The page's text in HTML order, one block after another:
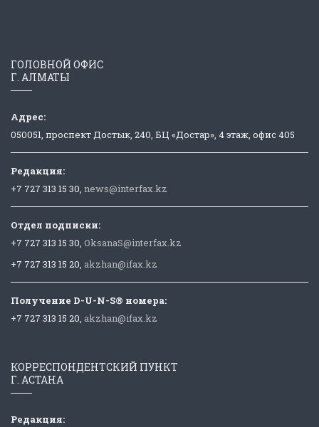
ГОЛОВНОЙ ОФИС
Г. АЛМАТЫ
Адрес:
050051, проспект Достык, 240, БЦ «Достар», 4 этаж, офис 405
Редакция:
+7 727 313 15 30, news@interfax.kz
Отдел подписки:
+7 727 313 15 30, OksanaS@interfax.kz
+7 727 313 15 20, akzhan@ifax.kz
Получение D-U-N-S® номера:
+7 727 313 15 20, akzhan@ifax.kz
КОРРЕСПОНДЕНТСКИЙ ПУНКТ
Г. АСТАНА
Редакция: